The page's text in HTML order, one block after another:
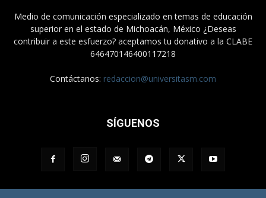
Medio de comunicación especializado en temas de educación
superior en el estado de Michoacán, México ¿Deseas
contribuir a este esfuerzo? aceptamos tu donativo a la CLABE
646470146400117218
Contáctanos: redaccion@universitasm.com
SÍGUENOS